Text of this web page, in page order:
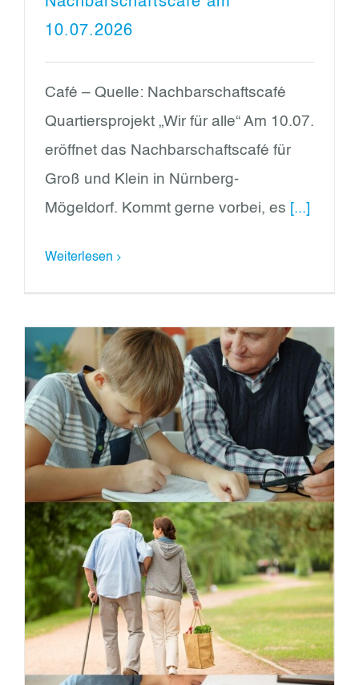
10.07.2026
Café – Quelle: Nachbarschaftscafé
Quartiersprojekt „Wir für alle“ Am 10.07.
eröffnet das Nachbarschaftscafé für
Groß und Klein in Nürnberg-
Mögeldorf. Kommt gerne vorbei, es [...]
Weiterlesen